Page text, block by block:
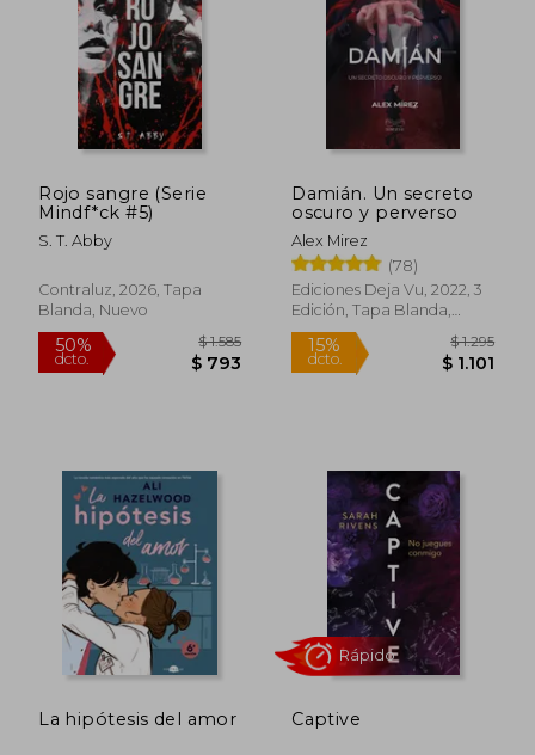
Rojo sangre (Serie
Mindf*ck #5)
S. T. Abby
Contraluz, 2026, Tapa
Blanda, Nuevo
50%
dcto.
Damián. Un secreto
oscuro y perverso
Alex Mirez
(78)
Ediciones Deja Vu, 2022, 3
Edición, Tapa Blanda,
Nuevo
15%
dcto.
La hipótesis del amor Captive